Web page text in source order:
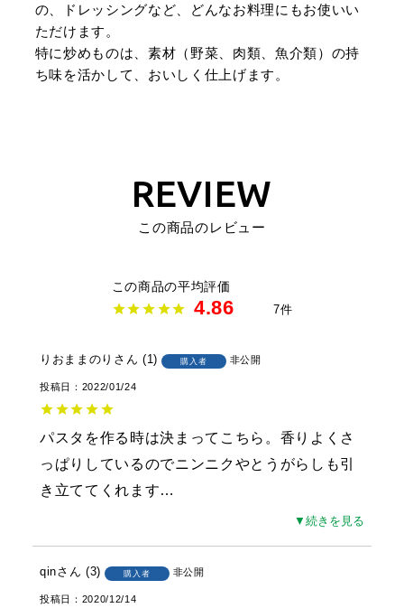
の、ドレッシングなど、どんなお料理にもお使いい
ただけます。
特に炒めものは、素材（野菜、肉類、魚介類）の持
ち味を活かして、おいしく仕上げます。
REVIEW
この商品のレビュー
4.86 7
りおままのり 1 購入者 非公開
投稿日 2022/01/24
パスタを作る時は決まってこちら。香りよくさ
っぱりしているのでニンニクやとうがらしも引
き立ててくれます…
▼続きを見る
qin 3 購入者 非公開
投稿日 2020/12/14